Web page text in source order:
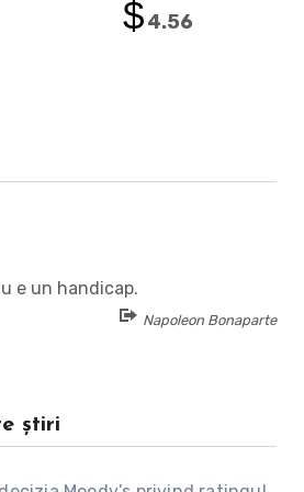
$4.56
e un handicap.
Napoleon Bonaparte
știri